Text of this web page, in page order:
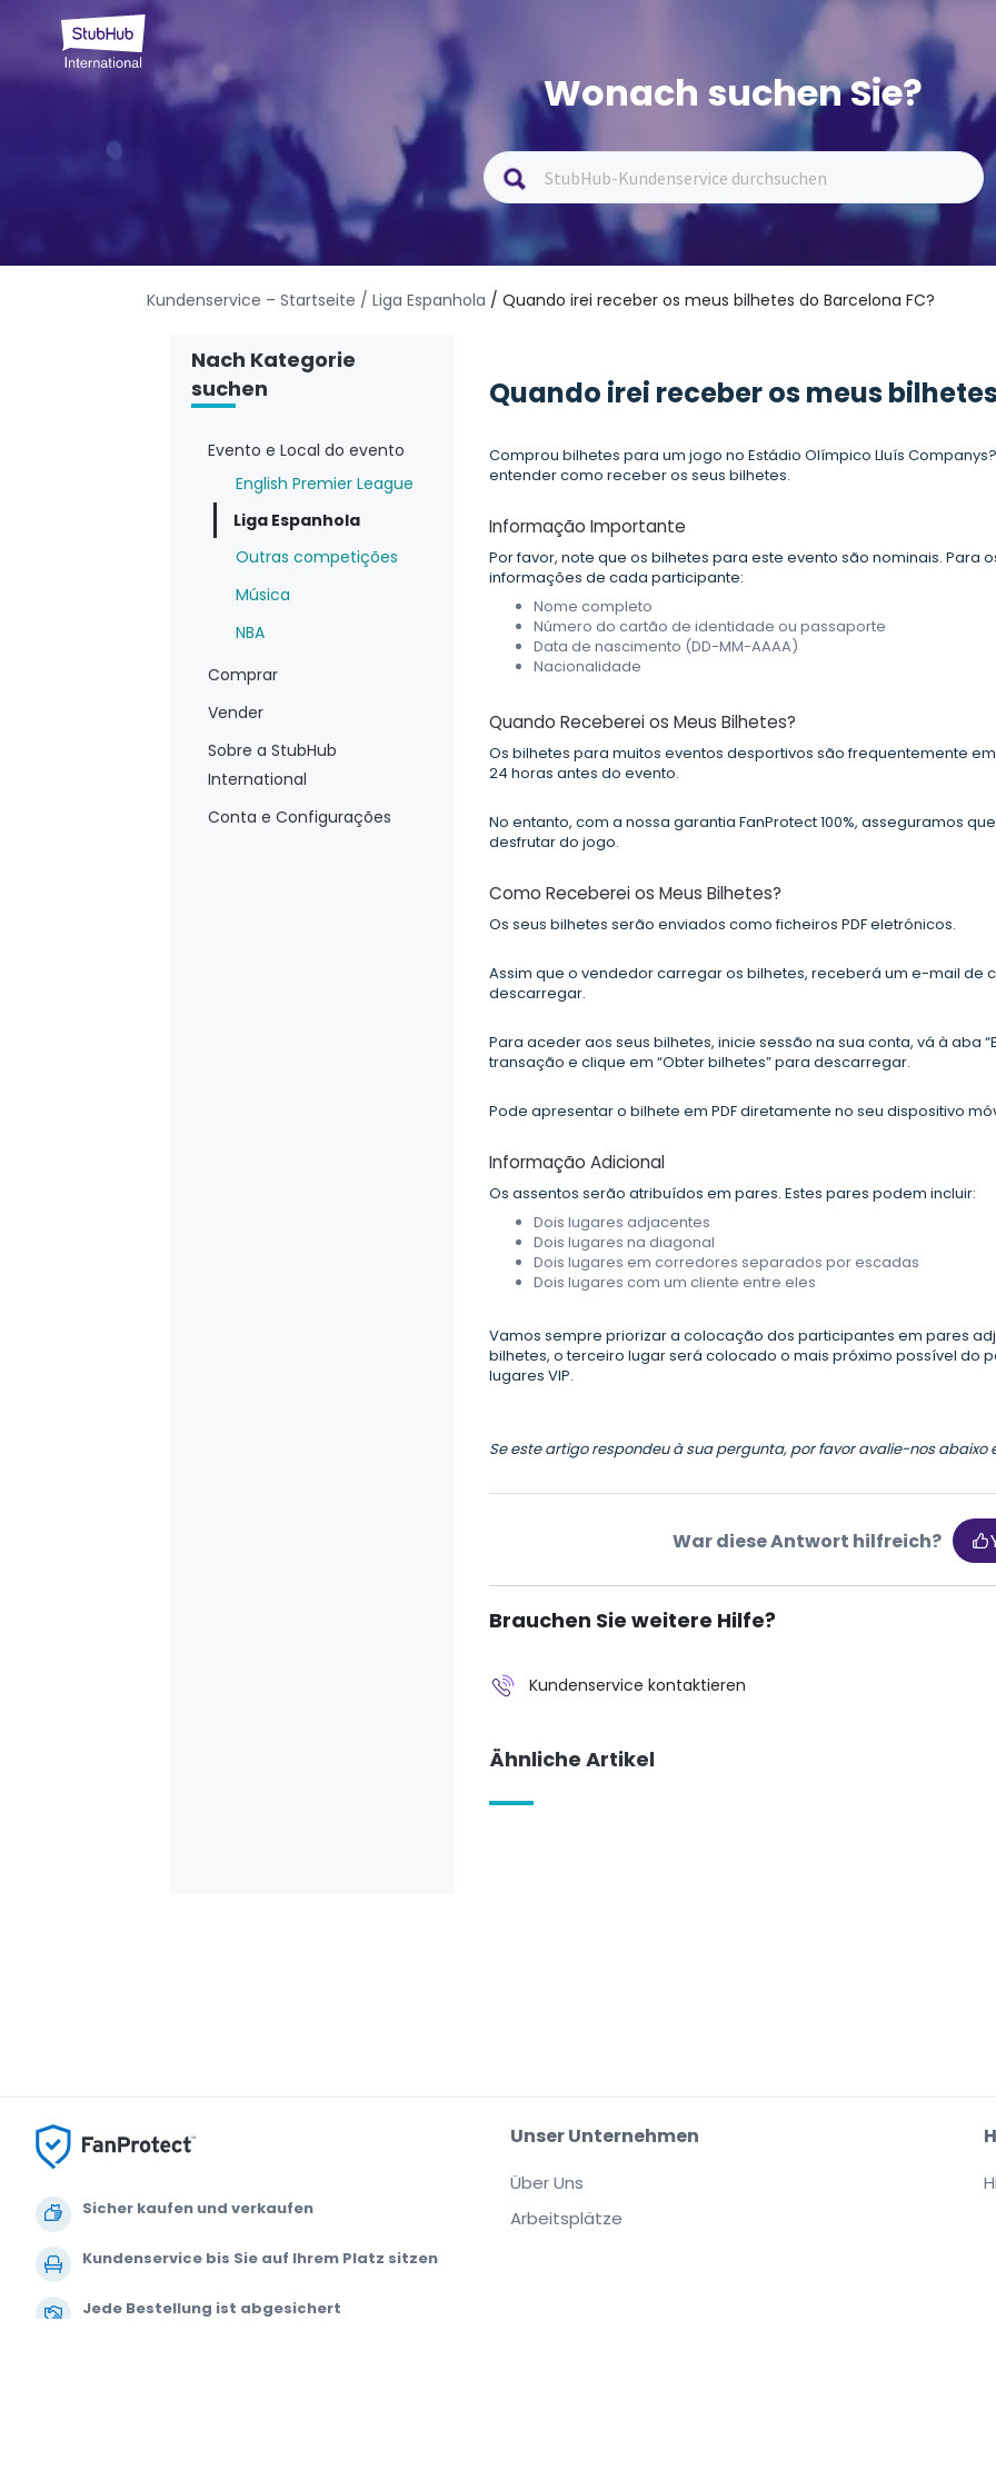
Wonach suchen Sie?
Kundenservice – Startseite / Liga Espanhola / Quando irei receber os meus bilhetes do Barcelona FC?
Nach Kategorie
suchen
Evento e Local do evento
English Premier League
Liga Espanhola
Outras competições
Música
NBA
Comprar
Vender
Sobre a StubHub
International
Conta e Configurações
Quando irei receber os meus
Comprou bilhetes para um jogo no Estádio Olímpico Lluís
entender como receber os seus bilhetes.
Informação Importante
Por favor, note que os bilhetes para este evento são nominais. Para
informações de cada participante:
Nome completo
Número do cartão de identidade ou passaporte
Data de nascimento (DD-MM-AAAA)
Nacionalidade
Quando Receberei os Meus Bilhetes?
Os bilhetes para muitos eventos desportivos são frequentemente
24 horas antes do evento.
No entanto, com a nossa garantia FanProtect 100%, asseguramos
desfrutar do jogo.
Como Receberei os Meus Bilhetes?
Os seus bilhetes serão enviados como ficheiros PDF eletrónicos.
Assim que o vendedor carregar os bilhetes, receberá um e-mail de
descarregar.
Para aceder aos seus bilhetes, inicie sessão na sua conta, vá à aba
transação e clique em “Obter bilhetes” para descarregar.
Pode apresentar o bilhete em PDF diretamente no seu dispositivo
Informação Adicional
Os assentos serão atribuídos em pares. Estes pares podem incluir:
Dois lugares adjacentes
Dois lugares na diagonal
Dois lugares em corredores separados por escadas
Dois lugares com um cliente entre eles
Vamos sempre priorizar a colocação dos participantes em pares
bilhetes, o terceiro lugar será colocado o mais próximo possível do
lugares VIP.
Se este artigo respondeu à sua pergunta, por favor avalie-nos
War diese Antwort hilfreich?
Brauchen Sie weitere Hilfe?
Kundenservice kontaktieren
Ähnliche Artikel
Sicher kaufen und verkaufen
Kundenservice bis Sie auf Ihrem Platz sitzen
Jede Bestellung ist abgesichert
Unser Unternehmen
Über Uns
Arbeitsplätze